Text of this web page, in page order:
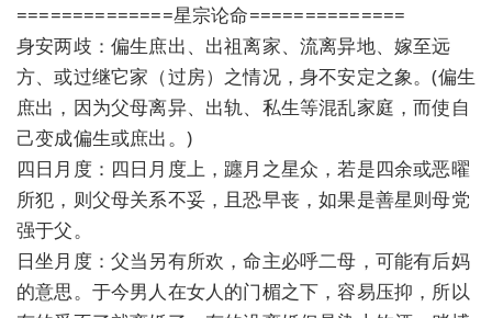
==============星宗论命==============
身安两歧：偏生庶出、出祖离家、流离异地、嫁至远
方、或过继它家（过房）之情况，身不安定之象。(偏生
庶出，因为父母离异、出轨、私生等混乱家庭，而使自
己变成偏生或庶出。)
四日月度：四日月度上，躔月之星众，若是四余或恶曜
所犯，则父母关系不妥，且恐早丧，如果是善星则母党
强于父。
日坐月度：父当另有所欢，命主必呼二母，可能有后妈
的意思。于今男人在女人的门楣之下，容易压抑，所以